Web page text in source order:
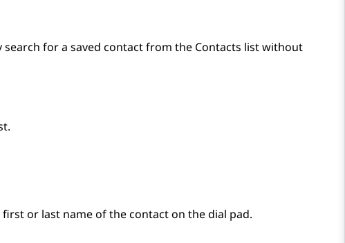
for a saved contact from the Contacts list without
or last name of the contact on the dial pad.